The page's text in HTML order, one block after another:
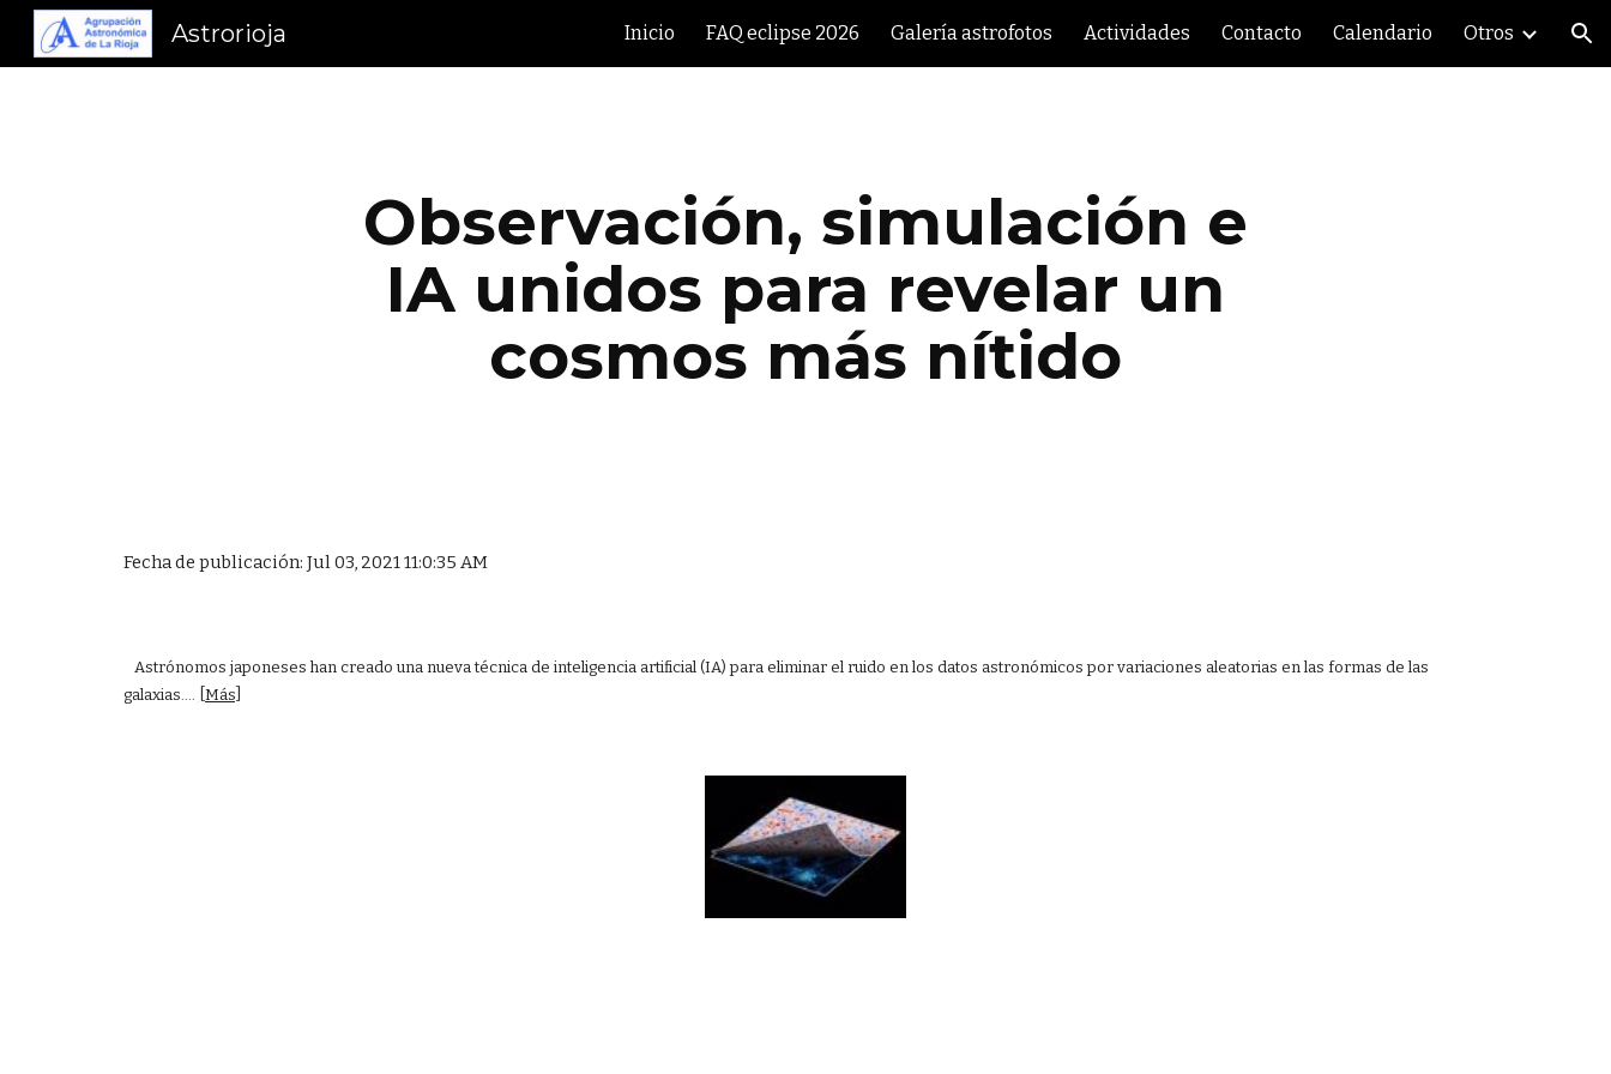
Skip to main content Skip to navigation
Astrorioja Inicio FAQ eclipse 2026 Galería astrofotos Actividades Contacto Calendario Otros
Observación, simulación e
IA unidos para revelar un
cosmos más nítido
Fecha de publicación: Jul 03, 2021 11:0:35 AM
Astrónomos japoneses han creado una nueva técnica de inteligencia artificial (IA) para eliminar el ruido en los datos astronómicos por variaciones aleatorias en las formas de las
galaxias.... [Más]